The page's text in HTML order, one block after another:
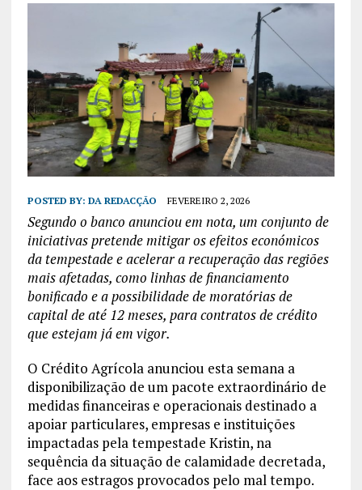
POSTED BY: DA REDACÇÃO FEVEREIRO 2, 2026
Segundo o banco anunciou em nota, um conjunto de
iniciativas pretende mitigar os efeitos económicos
da tempestade e acelerar a recuperação das regiões
mais afetadas, como linhas de financiamento
bonificado e a possibilidade de moratórias de
capital de até 12 meses, para contratos de crédito
que estejam já em vigor.
O Crédito Agrícola anunciou esta semana a
disponibilização de um pacote extraordinário de
medidas financeiras e operacionais destinado a
apoiar particulares, empresas e instituições
impactadas pela tempestade Kristin, na
sequência da situação de calamidade decretada,
face aos estragos provocados pelo mal tempo.